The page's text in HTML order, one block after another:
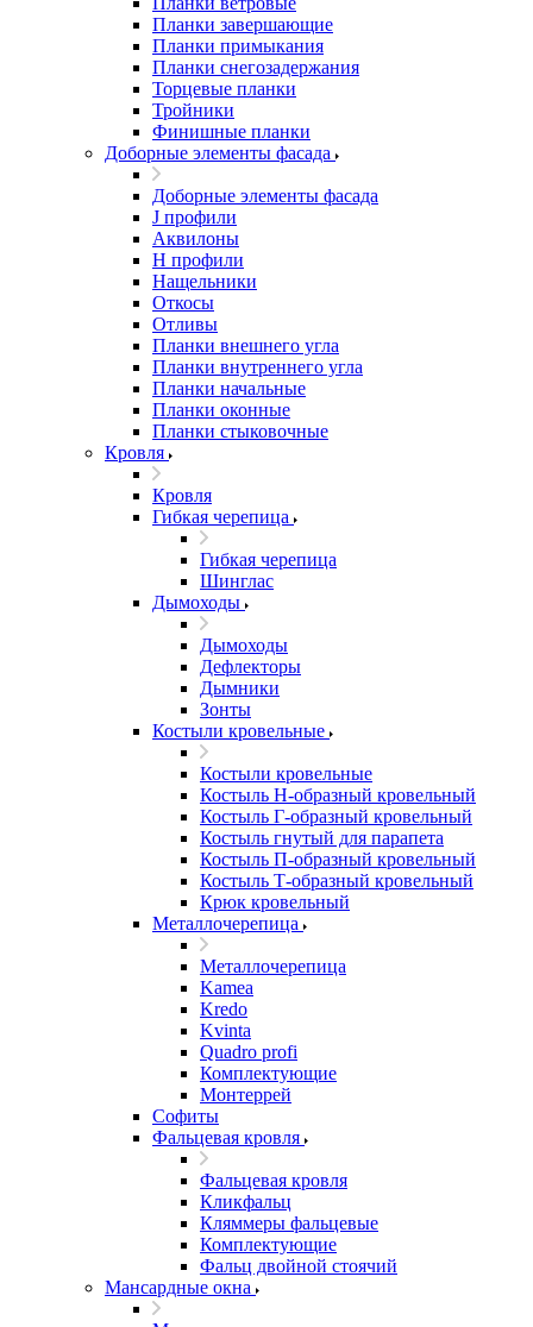
Планки завершающие
Планки примыкания
Планки снегозадержания
Торцевые планки
Тройники
Финишные планки
Доборные элементы фасада
Доборные элементы фасада
J профили
Аквилоны
Н профили
Нащельники
Откосы
Отливы
Планки внешнего угла
Планки внутреннего угла
Планки начальные
Планки оконные
Планки стыковочные
Кровля
Кровля
Гибкая черепица
Гибкая черепица
Шинглас
Дымоходы
Дымоходы
Дефлекторы
Дымники
Зонты
Костыли кровельные
Костыли кровельные
Костыль H-образный кровельный
Костыль Г-образный кровельный
Костыль гнутый для парапета
Костыль П-образный кровельный
Костыль Т-образный кровельный
Крюк кровельный
Металлочерепица
Металлочерепица
Kamea
Kredo
Kvinta
Quadro profi
Комплектующие
Монтеррей
Софиты
Фальцевая кровля
Фальцевая кровля
Кликфальц
Кляммеры фальцевые
Комплектующие
Фальц двойной стоячий
Мансардные окна